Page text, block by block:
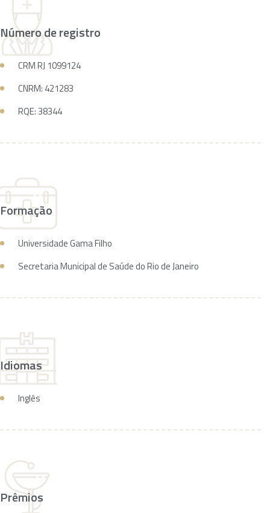
Número de registro
CRM RJ 1099124
CNRM: 421283
RQE: 38344
Formação
Universidade Gama Filho
Secretaria Municipal de Saúde do Rio de Janeiro
Idiomas
Inglês
Prêmios